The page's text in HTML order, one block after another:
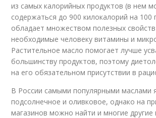
из самых калорийных продуктов (в нем
содержаться до 900 килокалорий на 100
обладает множеством полезных
необходимые человеку витамины и
Растительное масло помогает лучше
большинству продуктов, поэтому
на его обязательном присутствии в
В России самыми популярными маслами
подсолнечное и оливковое, однако на
магазинов можно найти и многие